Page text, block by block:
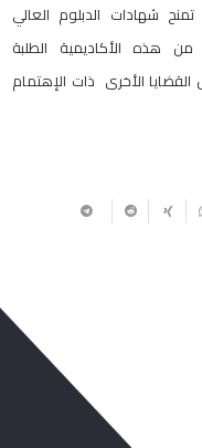
شهادات الدبلوم العالي
هذه الأكاديمية الطلبة
الأخرى ذات الإهتمام